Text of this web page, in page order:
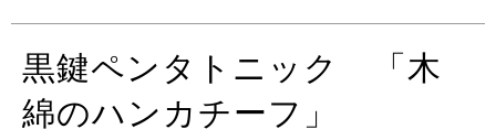
黒鍵ペンタトニック 「木
綿のハンカチーフ」